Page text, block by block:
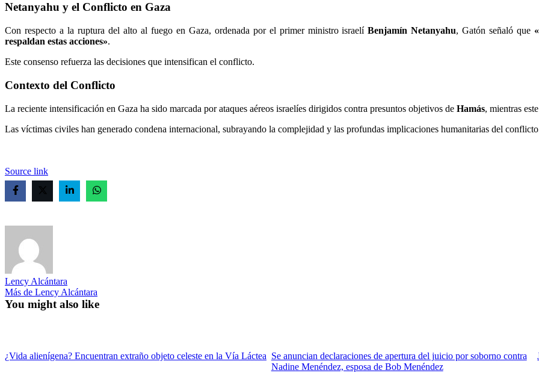
Netanyahu y el Conflicto en Gaza
Con respecto a la ruptura del alto al fuego en Gaza, ordenada por el primer ministro israelíBenjamín Netanyahu, Gatón señaló que
respaldan estas acciones».
Este consenso refuerza las decisiones que intensifican el conflicto.
Contexto del Conflicto
La reciente intensificación en Gaza ha sido marcada por ataques aéreos israelíes dirigidos contra presuntos objetivos de Hamás, mientras
Las víctimas civiles han generado condena internacional, subrayando la complejidad y las profundas implicaciones humanitarias del
Source link
Lency Alcántara
Más de Lency Alcántara
You might also like
¿Vida alienígena? Encuentran extraño objeto celeste en la Vía Láctea Se anuncian declaraciones de apertura del juicio por soborno contra
Nadine Menéndez, esposa de Bob Menéndez